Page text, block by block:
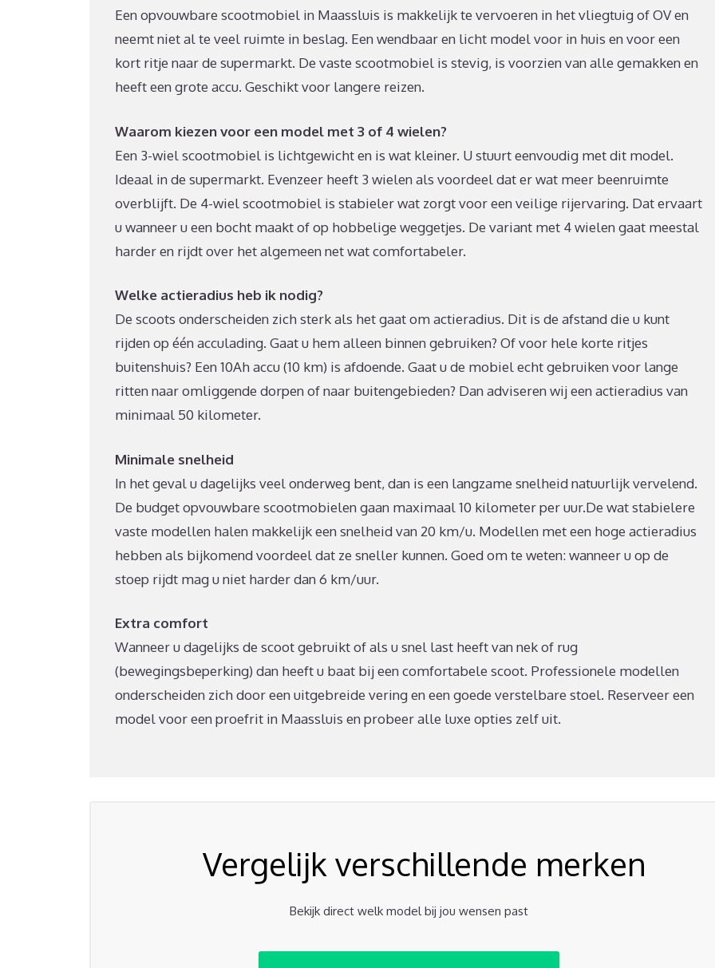
Een opvouwbare scootmobiel in Maassluis is makkelijk te vervoeren in het vliegtuig of OV en
neemt niet al te veel ruimte in beslag. Een wendbaar en licht model voor in huis en voor een
kort ritje naar de supermarkt. De vaste scootmobiel is stevig, is voorzien van alle gemakken en
heeft een grote accu. Geschikt voor langere reizen.
Waarom kiezen voor een model met 3 of 4 wielen?
Een 3-wiel scootmobiel is lichtgewicht en is wat kleiner. U stuurt eenvoudig met dit model.
Ideaal in de supermarkt. Evenzeer heeft 3 wielen als voordeel dat er wat meer beenruimte
overblijft. De 4-wiel scootmobiel is stabieler wat zorgt voor een veilige rijervaring. Dat ervaart
u wanneer u een bocht maakt of op hobbelige weggetjes. De variant met 4 wielen gaat meestal
harder en rijdt over het algemeen net wat comfortabeler.
Welke actieradius heb ik nodig?
De scoots onderscheiden zich sterk als het gaat om actieradius. Dit is de afstand die u kunt
rijden op één acculading. Gaat u hem alleen binnen gebruiken? Of voor hele korte ritjes
buitenshuis? Een 10Ah accu (10 km) is afdoende. Gaat u de mobiel echt gebruiken voor lange
ritten naar omliggende dorpen of naar buitengebieden? Dan adviseren wij een actieradius van
minimaal 50 kilometer.
Minimale snelheid
In het geval u dagelijks veel onderweg bent, dan is een langzame snelheid natuurlijk vervelend.
De budget opvouwbare scootmobielen gaan maximaal 10 kilometer per uur.De wat stabielere
vaste modellen halen makkelijk een snelheid van 20 km/u. Modellen met een hoge actieradius
hebben als bijkomend voordeel dat ze sneller kunnen. Goed om te weten: wanneer u op de
stoep rijdt mag u niet harder dan 6 km/uur.
Extra comfort
Wanneer u dagelijks de scoot gebruikt of als u snel last heeft van nek of rug
(bewegingsbeperking) dan heeft u baat bij een comfortabele scoot. Professionele modellen
onderscheiden zich door een uitgebreide vering en een goede verstelbare stoel. Reserveer een
model voor een proefrit in Maassluis en probeer alle luxe opties zelf uit.
Vergelijk verschillende merken
Bekijk direct welk model bij jou wensen past